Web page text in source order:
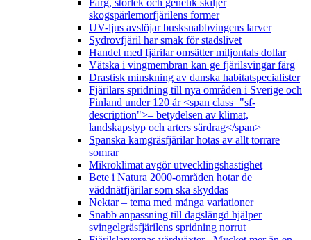
skogspärlemorfjärilens former
UV-ljus avslöjar busksnabbvingens larver
Sydrovfjäril har smak för stadslivet
Handel med fjärilar omsätter miljontals dollar
Vätska i vingmembran kan ge fjärilsvingar färg
Drastisk minskning av danska habitatspecialister
Fjärilars spridning till nya områden i Sverige och
Finland under 120 år <span class="sf-
description">– betydelsen av klimat,
landskapstyp och arters särdrag</span>
Spanska kamgräsfjärilar hotas av allt torrare
somrar
Mikroklimat avgör utvecklingshastighet
Bete i Natura 2000-områden hotar de
väddnätfjärilar som ska skyddas
Nektar – tema med många variationer
Snabb anpassning till dagslängd hjälper
svingelgräsfjärilens spridning norrut